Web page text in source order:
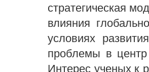
стратегическая
влияния
условиях
проблемы в центр
Интерес ученых к